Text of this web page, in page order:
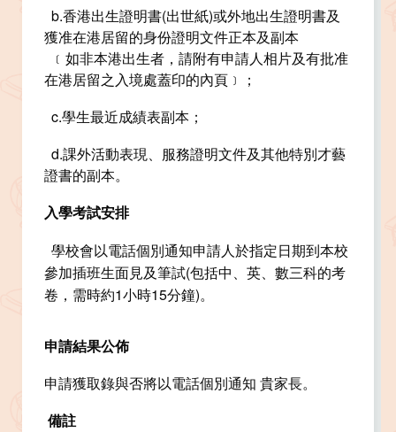
b.香港出生證明書(出世紙)或外地出生證明書及
獲准在港居留的身份證明文件正本及副本
﹝如非本港出生者，請附有申請人相片及有批准
在港居留之入境處蓋印的內頁﹞；
c.學生最近成績表副本；
d.課外活動表現、服務證明文件及其他特別才藝
證書的副本。
入學考試安排
學校會以電話個別通知申請人於指定日期到本校
參加插班生面見及筆試(包括中、英、數三科的考
卷，需時約1小時15分鐘)。
申請結果公佈
申請獲取錄與否將以電話個別通知 貴家長。
備註